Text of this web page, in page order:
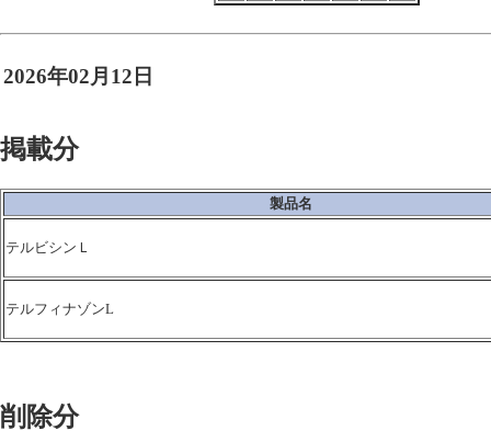
2026年02月12日
掲載分
製品名
テルビシンＬ
テルフィナゾンL
削除分